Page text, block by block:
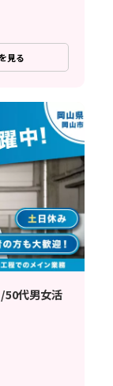
見る
50代男女活